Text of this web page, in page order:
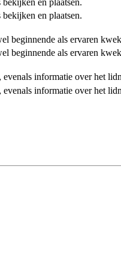
en plaatsen.
beginnende als ervaren
beginnende als ervaren
informatie over het
informatie over het